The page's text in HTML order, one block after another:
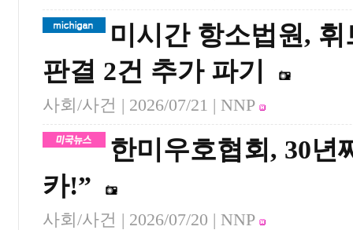
미시간 항소법원,
판결 2건 추가 파기
사회/사건 | 2026/07/21 | NNP
한미우호협회, 30년
카!”
사회/사건 | 2026/07/20 | NNP